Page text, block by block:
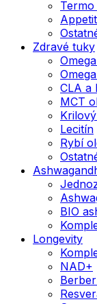
Zdravé tuky
CLA a
MCT
Lecitín
Rybí
BIO
Longevity
NAD+